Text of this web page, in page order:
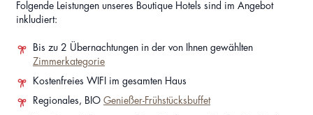
Folgende Leistungen unseres Boutique Hotels sind im Angebot
inkludiert:
Bis zu 2 Übernachtungen in der von Ihnen gewählten
Zimmerkategorie
Kostenfreies WIFI im gesamten Haus
Regionales, BIO Genießer-Frühstücksbuffet